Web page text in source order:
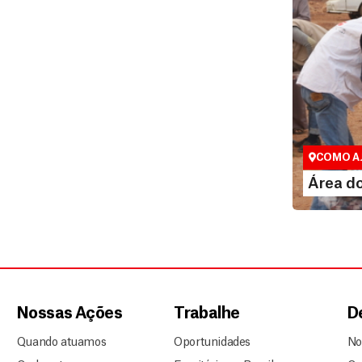
Área do
Espaço
COMO
Área
Nossas Ações
Quando atuamos
Trabalhe
Oportunidades